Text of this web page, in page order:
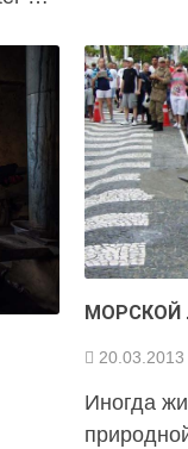
МОРСКОЙ
20.03.2013
Иногда